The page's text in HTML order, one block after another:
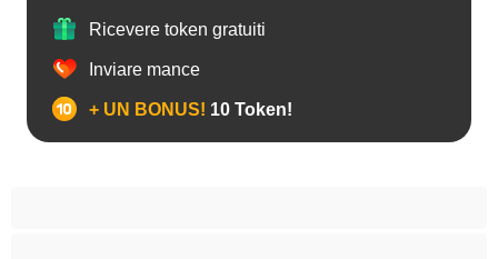
Ricevere token gratuiti
Inviare mance
+ UN BONUS! 10 Token!